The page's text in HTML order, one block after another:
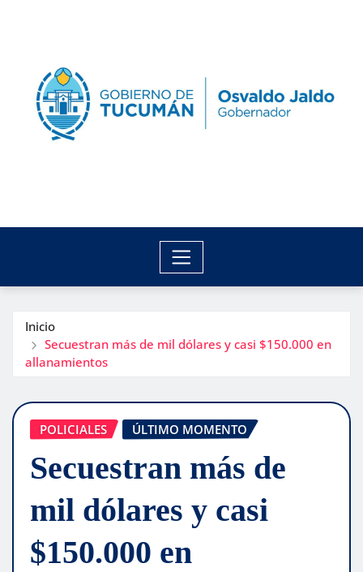
Inicio
Secuestran más de mil dólares y casi $150.000 en
allanamientos
POLICIALES ÚLTIMO MOMENTO
Secuestran más de
mil dólares y casi
$150.000 en